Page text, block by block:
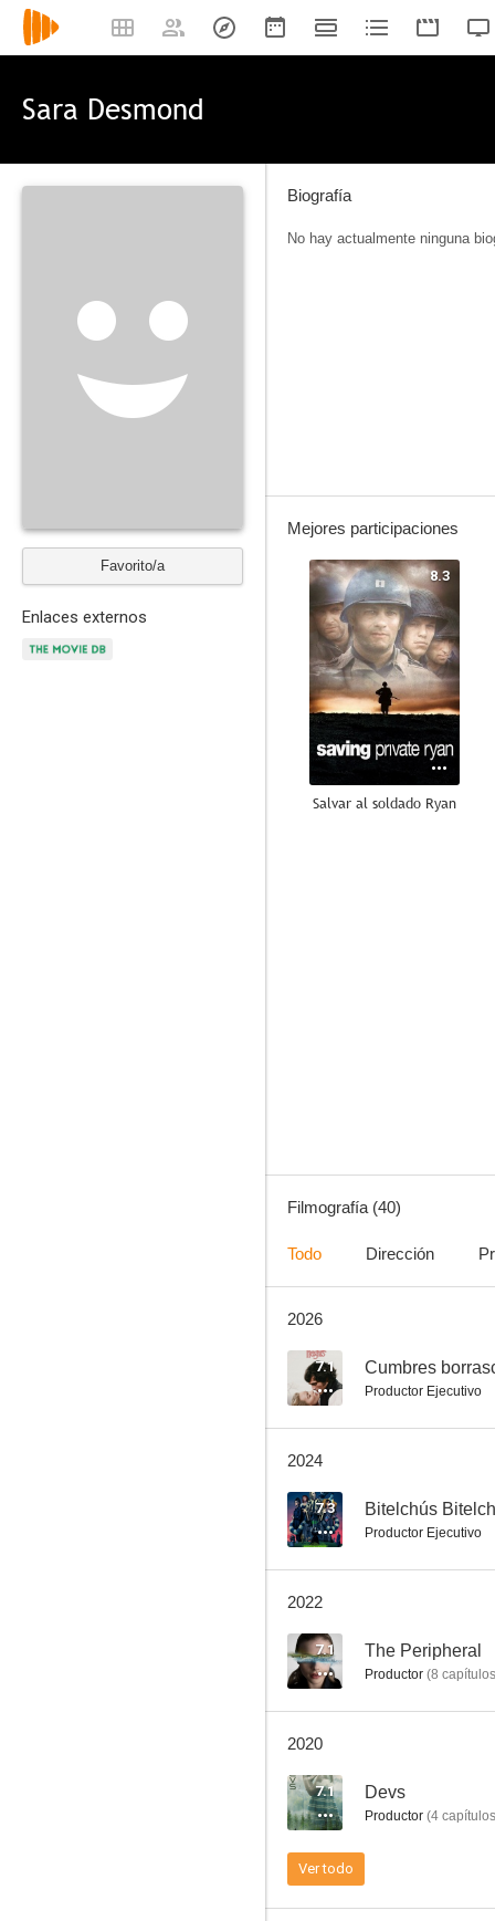
Sara Desmond
Favorito/a
Enlaces externos
Biografía
No hay actualmente ninguna
Mejores participaciones
8.3
Salvar al soldado Ryan
6.8
Filmografía (40)
Todo Dirección
2026
7.1 Cumbres
Productor Ejecutivo
2024
7.3 Bitelchús
Productor Ejecutivo
2022
7.1 The Peripheral
Productor (8 capítulos
2020
7.1 Devs
Productor (4 capítulos
Ver todo